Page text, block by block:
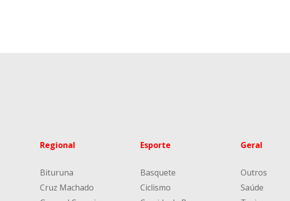
Regional
Bituruna
Cruz Machado
Esporte
Basquete
Ciclismo
Geral
Outros
Saúde